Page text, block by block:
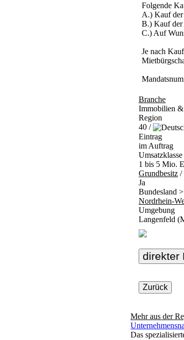
Folgende
A.) Kauf
B.) Kauf der
C.) Auf
Je nach
Branche
Immobilien &
Region
40 /
Eintrag
im Auftrag
Umsatzklasse
1 bis 5 Mio.
Grundbesitz /
Ja
Bundesland
Nordrhein-
Umgebung
Langenfeld
direkter
Zurück
Mehr aus der
Das